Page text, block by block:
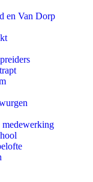
en Van Dorp